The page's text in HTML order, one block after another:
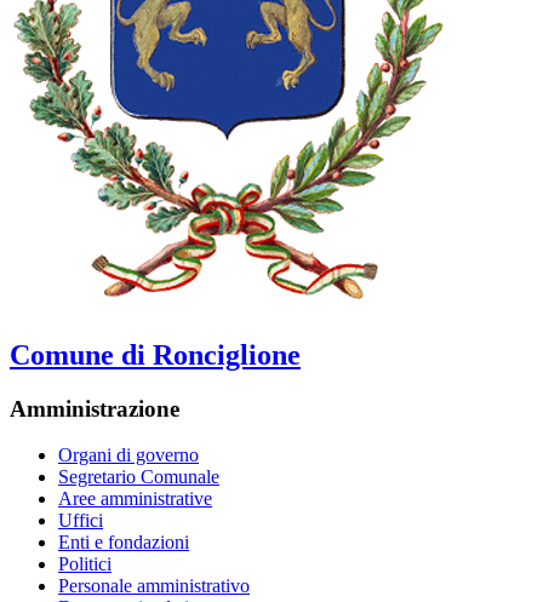
Comune di Ronciglione
Amministrazione
Organi di governo
Segretario Comunale
Aree amministrative
Uffici
Enti e fondazioni
Politici
Personale amministrativo